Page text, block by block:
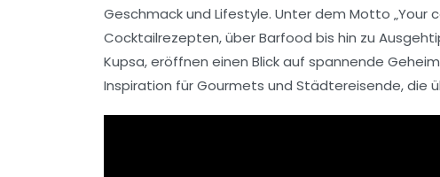
Geschmackund Lifestyle. Unter dem Motto „Your
Cocktailrezepten, überBarfood bis hin zu
Kupsa, eröffnen einen Blick auf spannende
Inspiration für Gourmets und Städtereisende, die